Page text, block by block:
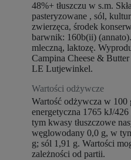
48%+ tłuszczu w s.m.
pasteryzowane , sól,
zwierzęca, środek
barwnik: 160b(ii)
mleczną, laktozę.
Campina Cheese &
LE Lutjewinkel.
Wartości odżywcze
Wartość odżywcza w 100
energetyczna 1765 kJ/
tym kwasy tłuszczowe
węglowodany 0,0 g, w
g; sól 1,91 g. Wartości
zależności od partii.